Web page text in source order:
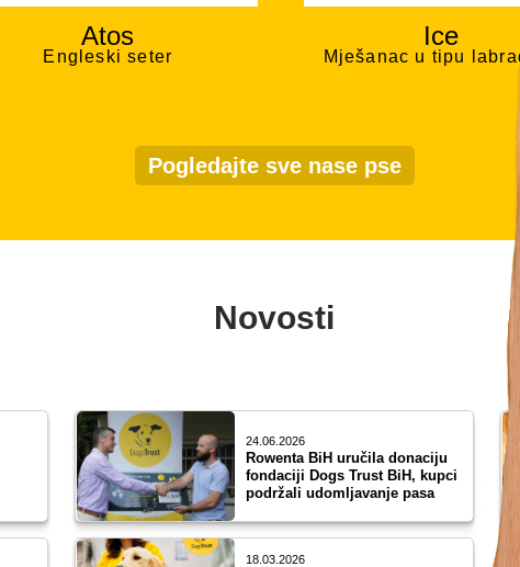
Atos
Engleski seter
Ice
Mješanac u tipu
Pogledajte sve nase pse
Novosti
24.06.2026
Rowenta BiH uručila donaciju
fondaciji Dogs Trust BiH, kupci
podržali udomljavanje pasa
18.03.2026